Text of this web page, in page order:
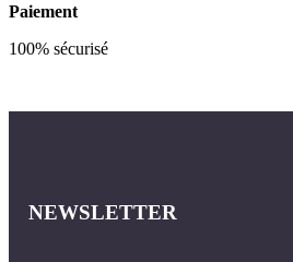
Paiement
100% sécurisé
NEWSLETTER